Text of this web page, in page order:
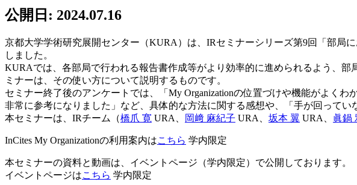
公開日: 2024.07.16
京都大学学術研究展開センター（KURA）は、IRセミナーシリーズ第9回「部局
しました。
KURAでは、各部局で行われる報告書作成等がより効率的に進められるよう、部
ミナーは、その使い方について説明するものです。
セミナー終了後のアンケートでは、「My Organizationの位置づけや機能がよく
非常に参考になりました」など、具体的な方法に関する感想や、「手が回って
本セミナーは、IRチーム（橋爪 寛 URA、 岡﨑 麻紀子 URA、 坂本 翼 URA、 眞鍋
InCites My Organizationの利用案内はこちら 学内限定
本セミナーの資料と動画は、イベントページ（学内限定）で公開しております。
イベントページはこちら 学内限定